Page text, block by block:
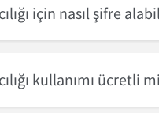
için nasıl şifre
kullanımı ücretli